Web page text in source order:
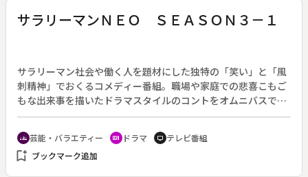
ムで需要が増えたヤシ油を作るためにジャングルが伐採され、
近い将来は動物園でしかオランウータンを見ることはできなく
サラリーマンＮＥＯ ＳＥＡＳＯＮ３－１
サラリーマン社会や働く人を題材にした独特の「笑い」と「風
刺精神」でおくるコメディー番組。職場や家庭での悲喜こもご
もな出来事を描いたドラマスタイルのコントをオムニバスで構
成し、日々のストレスを笑いで吹き飛ばす。（ＳＥＡＳＯＮ３
／２００８年４月６日～９月２８日放送、全２１回）◆シーズ
ン３の第１回。新たな美人キャスターが加わるニュースパロデ
ィ「ＮＥＯエクスプレス」、沢村一樹主演の「セクスィー部長
groups 芸能・バラエティー recent_actors ドラマ tv テレビ番組
bookmark_add ブックマーク追加